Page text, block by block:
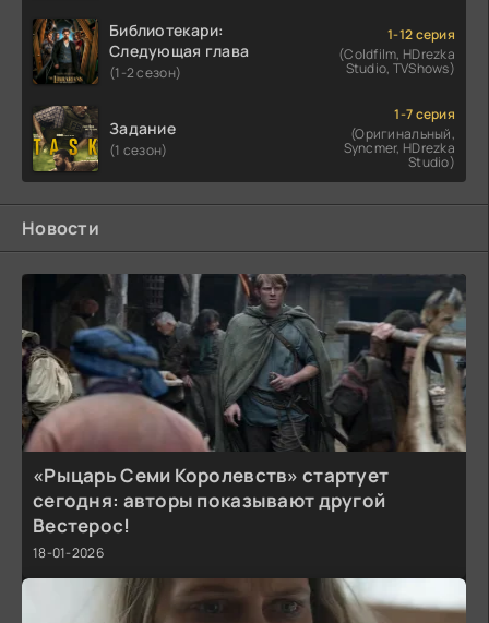
Библиотекари:
Следующая глава
(1-2 сезон)
1-12 серия
(Coldfilm, HDrezka
Studio, TVShows)
Задание
(1 сезон)
1-7 серия
(Оригинальный,
Syncmer, HDrezka
Studio)
Новости
«Рыцарь Семи Королевств» стартует
сегодня: авторы показывают другой
Вестерос!
18-01-2026